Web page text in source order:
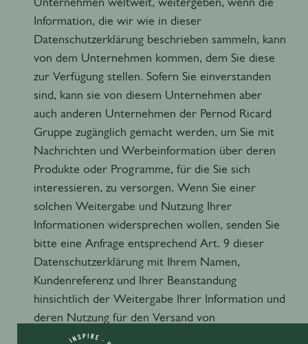
Information, die wir wie in dieser
Datenschutzerklärung beschrieben sammeln, kann
von dem Unternehmen kommen, dem Sie diese
zur Verfügung stellen. Sofern Sie einverstanden
sind, kann sie von diesem Unternehmen aber
auch anderen Unternehmen der Pernod Ricard
Gruppe zugänglich gemacht werden, um Sie mit
Nachrichten und Werbeinformation über deren
Produkte oder Programme, für die Sie sich
interessieren, zu versorgen. Wenn Sie einer
solchen Weitergabe und Nutzung Ihrer
Informationen widersprechen wollen, senden Sie
bitte eine Anfrage entsprechend Art. 9 dieser
Datenschutzerklärung mit Ihrem Namen,
Kundenreferenz und Ihrer Beanstandung
hinsichtlich der Weitergabe Ihrer Information und
deren Nutzung für den Versand von
Marketinginformationen an alle oder einen Teil